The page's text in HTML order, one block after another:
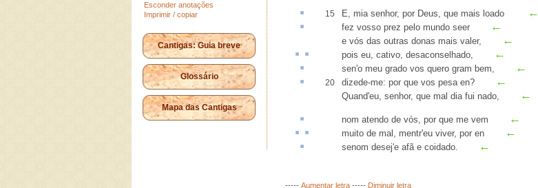
Esconder anotações
Imprimir / copiar
Cantigas: Guia breve
Glossário
Mapa das Cantigas
15 E, mia senhor, por Deus, que mais loado ←
fez vosso prez pelo mundo seer ←
e vós das outras donas mais valer, ←
pois eu, cativo, desaconselhado, ←
sen'o meu grado vos quero gram bem, ←
20 dizede-me: por que vos pesaen? ←
Quand'eu, senhor, que mal dia fui nado, ←
nom atendo de vós, por que me vem ←
muito de mal, mentr'eu viver, por en ←
senom desej'e afãe coidado. ←
----- Aumentar letra ----- Diminuir letra